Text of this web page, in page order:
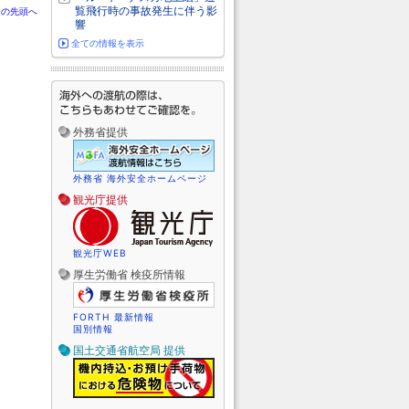
先頭へ
覧飛行時の事故発生に伴う影
響
全ての情報を表示
外務省提供
外務省 海外安全ホームページ
観光庁提供
観光庁WEB
厚生労働省 検疫所情報
FORTH 最新情報
国別情報
国土交通省航空局 提供